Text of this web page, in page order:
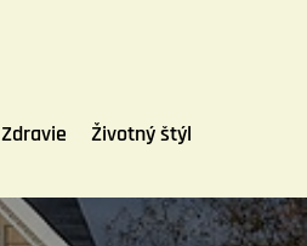
Zdravie Životný štýl